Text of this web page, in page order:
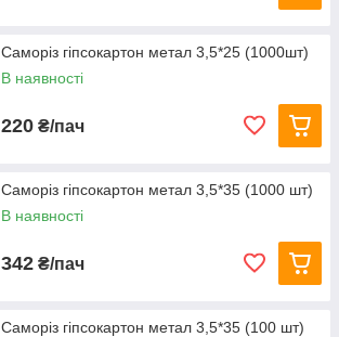
Саморіз гіпсокартон метал 3,5*25 (1000шт)
В наявності
220 ₴/пач
Саморіз гіпсокартон метал 3,5*35 (1000 шт)
В наявності
342 ₴/пач
Саморіз гіпсокартон метал 3,5*35 (100 шт)